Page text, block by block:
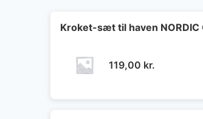
Kroket-sæt til haven NORDIC
119,00 kr.